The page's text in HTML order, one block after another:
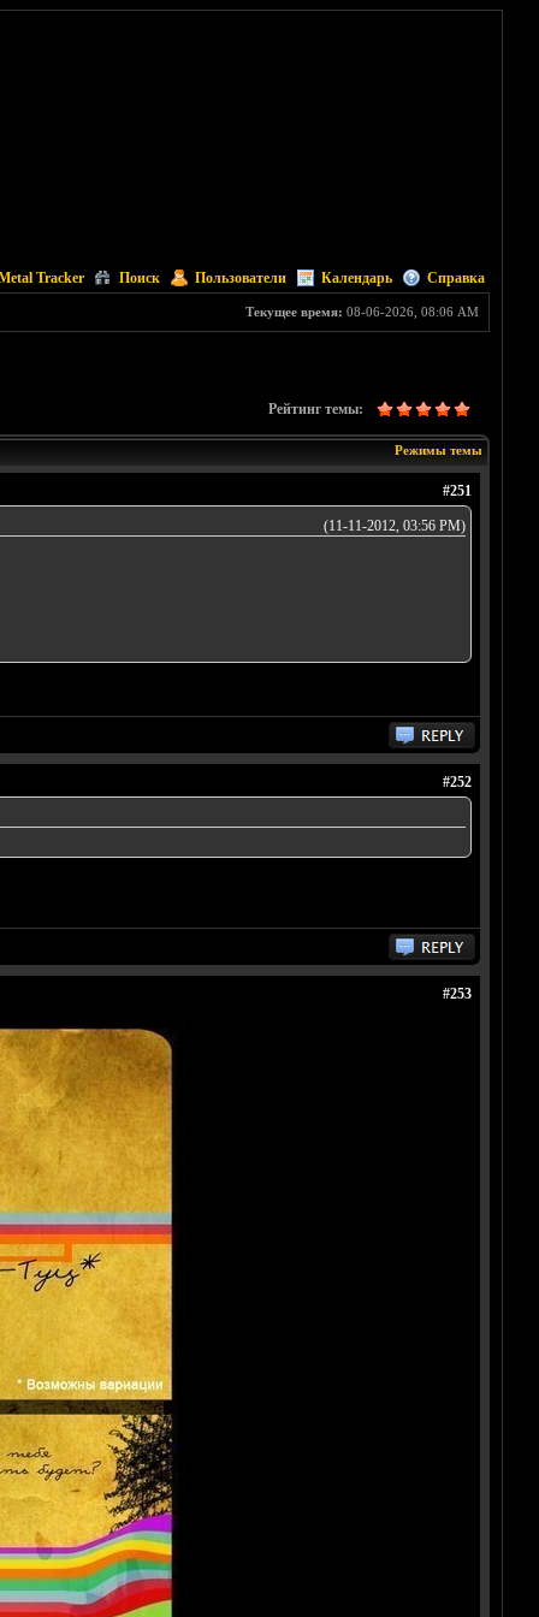
Tracker Поиск Пользователи Календарь Справка
Текущее время: 08-06-2026, 08:06 AM
Рейтинг темы:
Режимы темы
#251
(11-11-2012, 03:56 PM)
#252
#253